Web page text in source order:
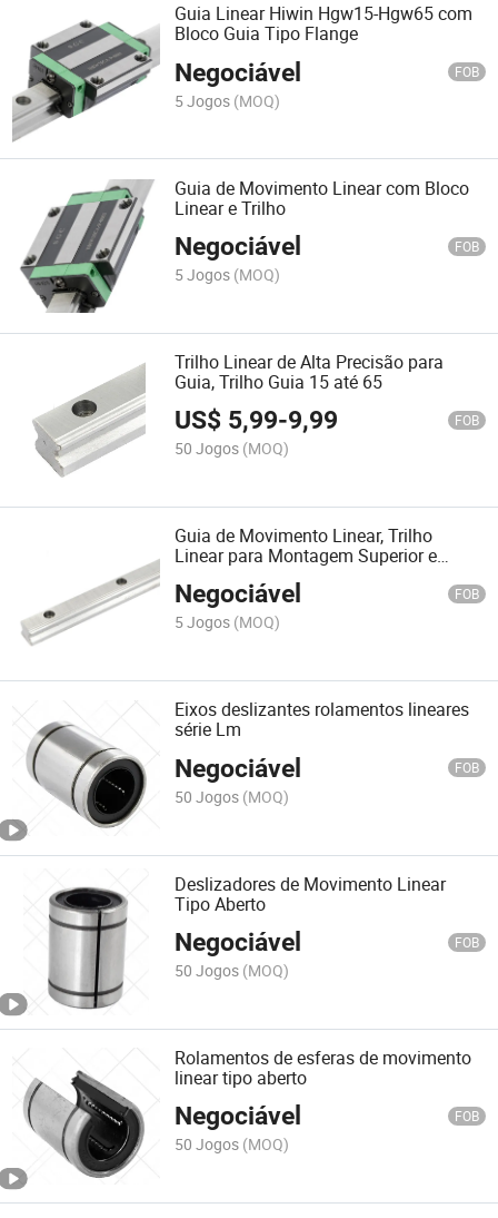
Guia Linear Hiwin Hgw15-Hgw65 com
Bloco Guia Tipo Flange
Negociável FOB
5 Jogos (MOQ)
Guia de Movimento Linear com Bloco
Linear e Trilho
Negociável FOB
5 Jogos (MOQ)
Trilho Linear de Alta Precisão para
Guia, Trilho Guia 15 até 65
US$ 5,99-9,99 FOB
50 Jogos (MOQ)
Guia de Movimento Linear, Trilho
Linear para Montagem Superior e
Negociável FOB
5 Jogos (MOQ)
Eixos deslizantes rolamentos lineares
série Lm
Negociável FOB
50 Jogos (MOQ)
Deslizadores de Movimento Linear
Tipo Aberto
Negociável FOB
50 Jogos (MOQ)
Rolamentos de esferas de movimento
linear tipo aberto
Negociável FOB
50 Jogos (MOQ)